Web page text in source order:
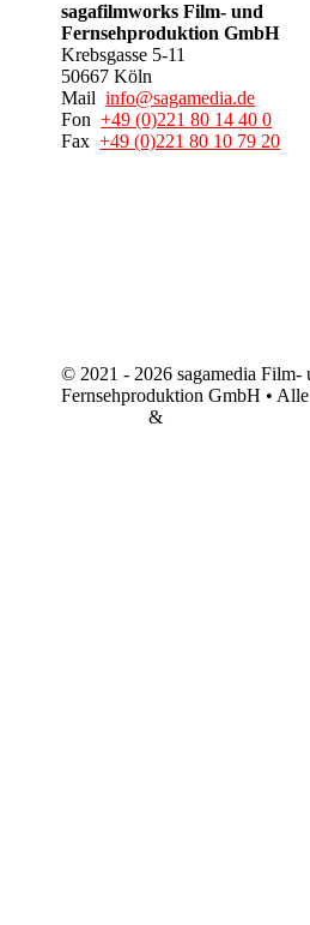
sagafilmworks Film- und
Fernsehproduktion GmbH
Krebsgasse 5-11
50667 Köln
Mailinfo@sagamedia.de
Fon+49 (0)221 80 14 40 0
Fax+49 (0)221 80 10 79 20
© 2021 - 2026 sagamedia Film-
Fernsehproduktion GmbH •
&